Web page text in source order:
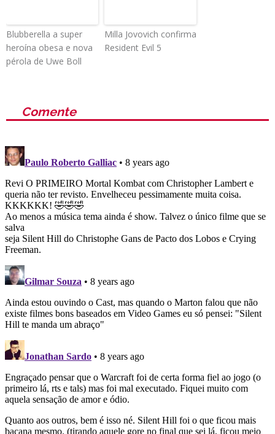
Blubberella a super
heroína obesa e nova
pérola de Uwe Boll
Milla Jovovich confirma
Resident Evil 5
Comente